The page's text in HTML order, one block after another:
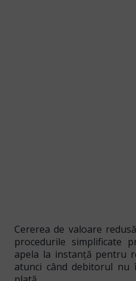
Cererea de valoare
procedurile simplificate
apela la instanță pentru
atunci când debitorul nu